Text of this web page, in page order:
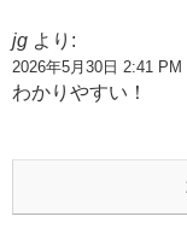
jg より:
2026年5月30日 2:41 PM
わかりやすい！